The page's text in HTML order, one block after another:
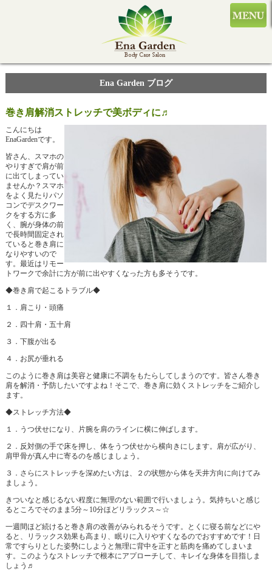
Ena Garden ブログ
巻き肩解消ストレッチで美ボディに♬
こんにちは
EnaGardenです。
皆さん、スマホの
やりすぎで肩が前
に出てしまってい
ませんか？スマホ
をよく見たりパソ
コンでデスクワー
クをする方に多
く、腕が身体の前
で長時間固定され
ていると巻き肩に
なりやすいので
す。最近はリモー
トワークで余計に方が前に出やすくなった方も多そうです。
◆巻き肩で起こるトラブル◆
１．肩こり・頭痛
２．四十肩・五十肩
３．下腹が出る
４．お尻が垂れる
このように巻き肩は美容と健康に不調をもたらしてしまうのです。皆さん巻き
肩を解消・予防したいですよね！そこで、巻き肩に効くストレッチをご紹介し
ます。
◆ストレッチ方法◆
１．うつ伏せになり、片腕を肩のラインに横に伸ばします。
２．反対側の手で床を押し、体をうつ伏せから横向きにします。肩が広がり、
肩甲骨が真ん中に寄るのを感じましょう。
３．さらにストレッチを深めたい方は、２の状態から体を天井方向に向けてみ
ましょう。
きついなと感じるない程度に無理のない範囲で行いましょう。気持ちいと感じ
るところでそのまま5分～10分ほどリラックス～☆
一週間ほど続けると巻き肩の改善がみられるそうです。とくに寝る前などにや
ると、リラックス効果も高まり、眠りに入りやすくなるのでおすすめです！日
常ですらりとした姿勢にしようと無理に背中を正すと筋肉を痛めてしまいま
す。このようなストレッチで根本にアプローチして、キレイな身体を目指しま
しょう♬